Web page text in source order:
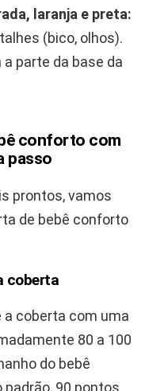
laranja e preta:
(bico, olhos).
a parte da base da
conforto com
passo
prontos, vamos
de bebê conforto
coberta
a coberta com uma
80 a 100
do bebê